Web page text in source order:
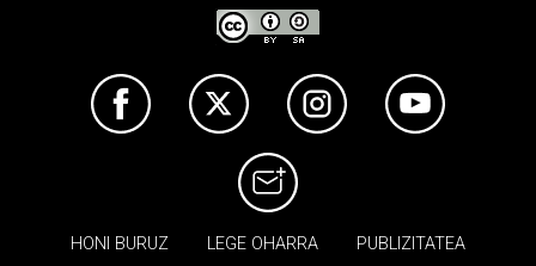
HONI BURUZ LEGE OHARRA PUBLIZITATEA